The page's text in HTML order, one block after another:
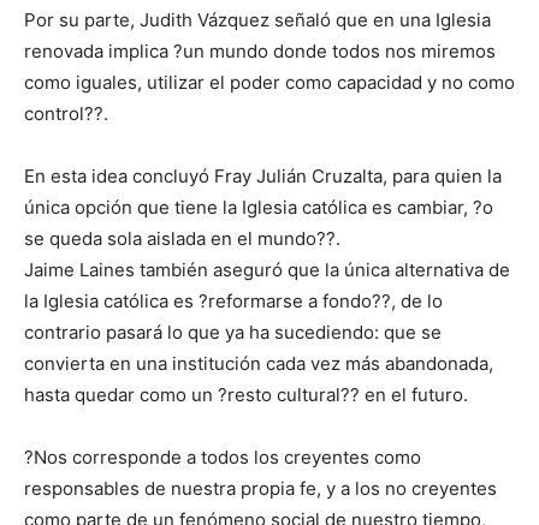
Por su parte, Judith Vázquez señaló que en una Iglesia
renovada implica ?un mundo donde todos nos miremos
como iguales, utilizar el poder como capacidad y no como
control??.
En esta idea concluyó Fray Julián Cruzalta, para quien la
única opción que tiene la Iglesia católica es cambiar, ?o
se queda sola aislada en el mundo??.
Jaime Laines también aseguró que la única alternativa de
la Iglesia católica es ?reformarse a fondo??, de lo
contrario pasará lo que ya ha sucediendo: que se
convierta en una institución cada vez más abandonada,
hasta quedar como un ?resto cultural?? en el futuro.
?Nos corresponde a todos los creyentes como
responsables de nuestra propia fe, y a los no creyentes
como parte de un fenómeno social de nuestro tiempo,